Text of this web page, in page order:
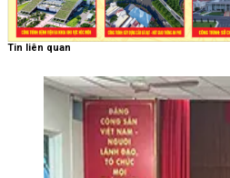
Tin liên quan